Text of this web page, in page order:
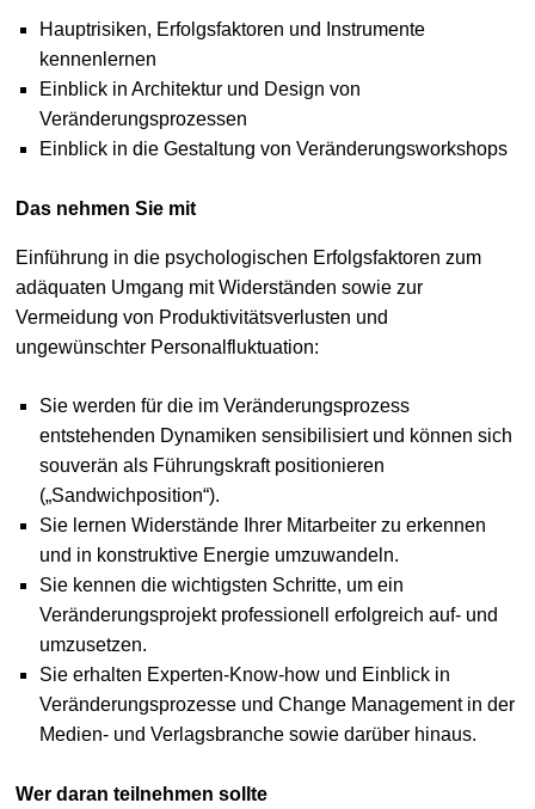
Hauptrisiken, Erfolgsfaktoren und Instrumente
kennenlernen
Einblick in Architektur und Design von
Veränderungsprozessen
Einblick in die Gestaltung von Veränderungsworkshops
Das nehmen Sie mit
Einführung in die psychologischen Erfolgsfaktoren zum
adäquaten Umgang mit Widerständen sowie zur
Vermeidung von Produktivitätsverlusten und
ungewünschter Personalfluktuation:
Sie werden für die im Veränderungsprozess
entstehenden Dynamiken sensibilisiert und können sich
souverän als Führungskraft positionieren
(„Sandwichposition“).
Sie lernen Widerstände Ihrer Mitarbeiter zu erkennen
und in konstruktive Energie umzuwandeln.
Sie kennen die wichtigsten Schritte, um ein
Veränderungsprojekt professionell erfolgreich auf- und
umzusetzen.
Sie erhalten Experten-Know-how und Einblick in
Veränderungsprozesse und Change Management in der
Medien- und Verlagsbranche sowie darüber hinaus.
Wer daran teilnehmen sollte